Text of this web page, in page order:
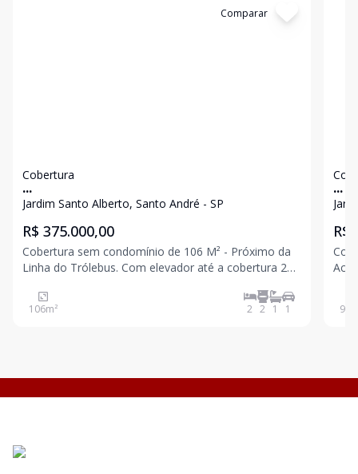
Comparar
Cobertura
...
Jardim Santo Alberto, Santo André - SP
R$ 375.000,00
Cobertura sem condomínio de 106 M² - Próximo da
Linha do Trólebus. Com elevador até a cobertura 2
sacada Banheiro social Cozinha Acesso interno para
cobertura Parcialmente coberta Lavabo Área de
106m² 2 2 1 1
...
R$
92